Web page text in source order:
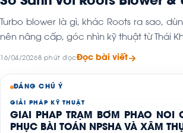
Turbo blower là gì, khác Roots ra sao,
nên nâng cấp, góc nhìn kỹ thuật từ Thái
16/04/20268 phút đọcĐọc bài viết
ĐÁNG CHÚ Ý
GIẢI PHÁP KỸ THUẬT
GIẢI PHÁP TRẠM BƠM PHAO NỔI
PHỤC BÀI TOÁN NPSHA VÀ XÂM